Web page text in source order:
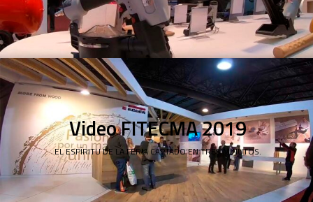
Video FITECMA 2019
EL ESPÍRITU DE LA FERIA CAPTADO EN TRES MINUTOS.